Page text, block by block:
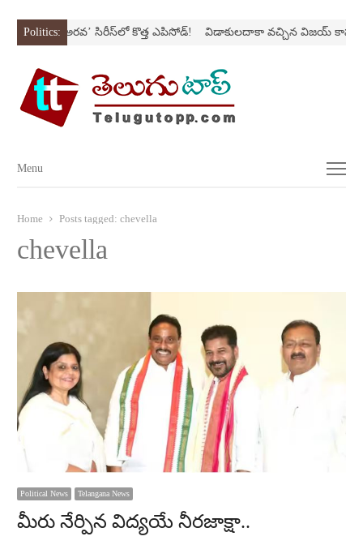
Politics:‘అర‌వ’ సిరీస్‌లో కొత్త ఎపిసోడ్‌! విడాకులదాకా వచ్చిన విజయ్‌ కాపురం
Menu
Menu
Home Posts tagged: chevella
chevella
Political News Telangana News
మీరు నేర్పిన విద్యయే నీరజాక్షా..